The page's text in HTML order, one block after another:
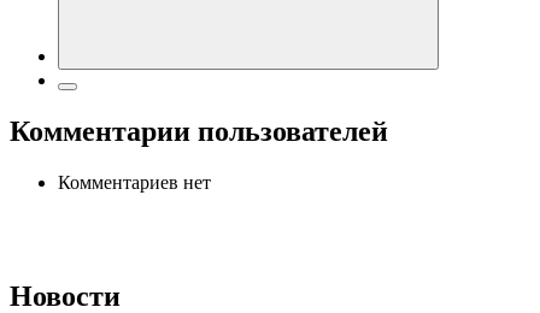
Комментарии пользователей
Комментариев нет
Новости